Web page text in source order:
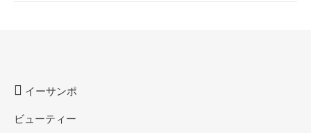
イーサンポ
ビューティー